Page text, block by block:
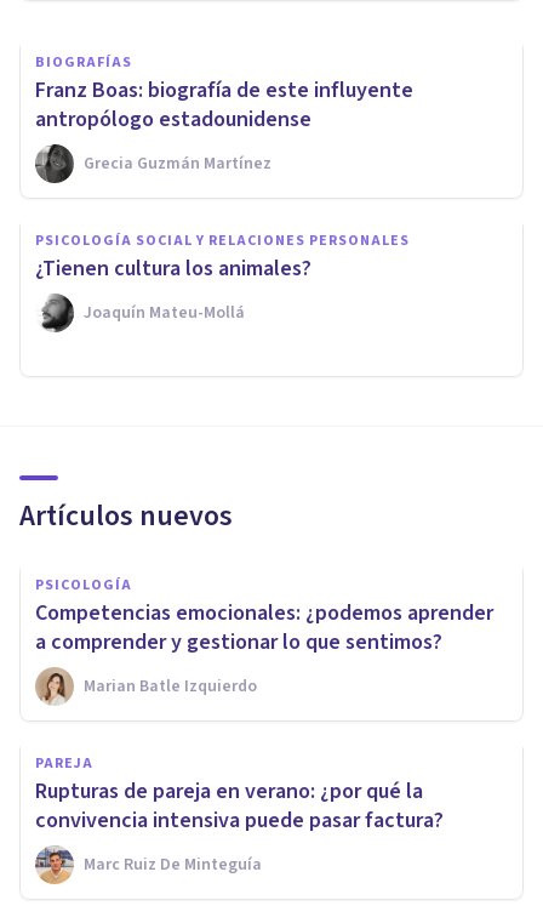
BIOGRAFÍAS
Franz Boas: biografía de este influyente
antropólogo estadounidense
Grecia Guzmán Martínez
PSICOLOGÍA SOCIAL Y RELACIONES PERSONALES
¿Tienen cultura los animales?
Joaquín Mateu-Mollá
Artículos nuevos
PSICOLOGÍA
Competencias emocionales: ¿podemos aprender
a comprender y gestionar lo que sentimos?
Marian Batle Izquierdo
PAREJA
Rupturas de pareja en verano: ¿por qué la
convivencia intensiva puede pasar factura?
Marc Ruiz De Minteguía